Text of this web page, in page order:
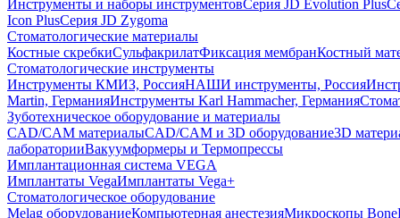
Инструменты и наборы инструментовСерия JD Evolution Plus
Icon PlusСерия JD Zygoma
Стоматологические материалы
Костные скребкиСульфакрилатФиксация мембранКостный
Стоматологические инструменты
Инструменты КМИЗ, РоссияНАШИ инструменты, Россия
Martin, ГерманияИнструменты Karl Hammacher, Германия
Зуботехническое оборудование и материалы
CAD/CAM материалыCAD/CAM и 3D оборудование3D
лабораторииВакуумформеры и Термопрессы
Имплантационная система VEGA
Имплантаты VegaИмплантаты Vega+
Стоматологическое оборудование
Melag оборудованиеКомпьютерная анестезияМикроскопы